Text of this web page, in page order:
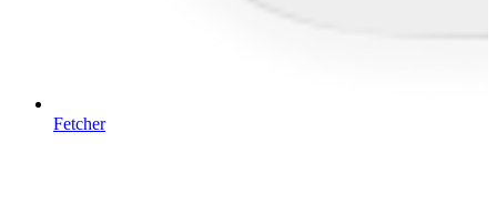
Fetcher